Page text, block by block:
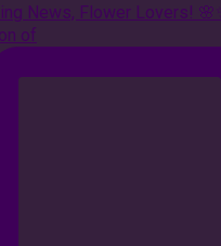
News, Flower Lovers! 🌸✨
of